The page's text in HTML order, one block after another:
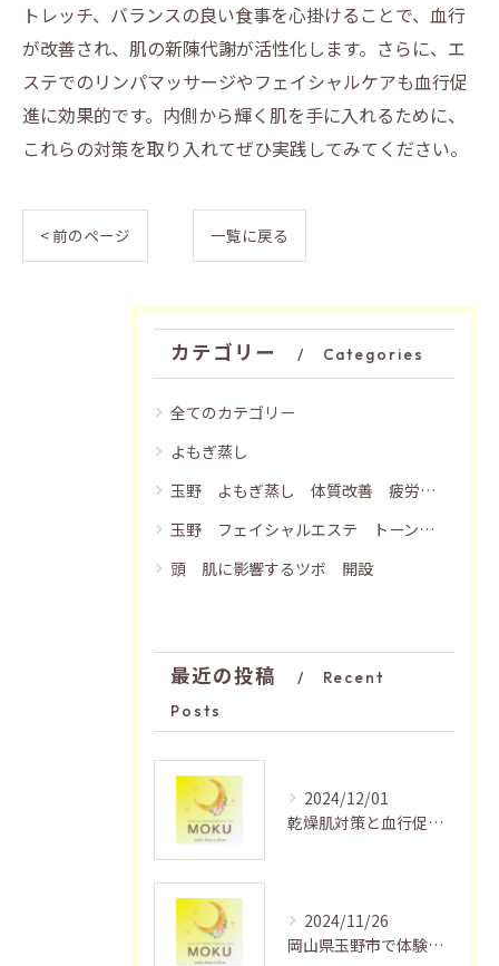
トレッチ、バランスの良い食事を心掛けることで、血行
が改善され、肌の新陳代謝が活性化します。さらに、エ
ステでのリンパマッサージやフェイシャルケアも血行促
進に効果的です。内側から輝く肌を手に入れるために、
これらの対策を取り入れてぜひ実践してみてください。
< 前のページ 一覧に戻る
カテゴリー Categories
全てのカテゴリー
よもぎ蒸し
玉野 よもぎ蒸し 体質改善 疲労回復 妊活 更年期 フットトリートメントつき
玉野 フェイシャルエステ トーンアップ ツヤ肌 ハリ肌 血流改善 フェイスマッサージ 絶妙な力加減
頭 肌に影響するツボ 開設
最近の投稿
Recent
Posts
2024/12/01
乾燥肌対策と血行促進法
2024/11/26
岡山県玉野市で体験する究極のフェイシャルエステ